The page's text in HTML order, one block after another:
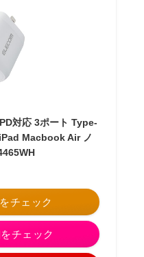
対応 3ポート Type-
Macbook Air ノ
チェック
チェック